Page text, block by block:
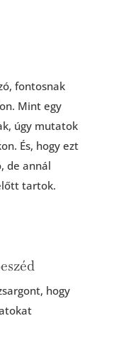
fontosnak
Mint egy
úgy mutatok
És, hogy ezt
de annál
tartok.
hogy